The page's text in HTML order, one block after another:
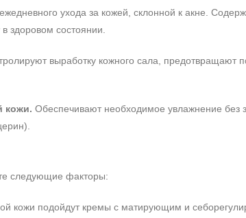
ухода за кожей, склонной к акне.
здоровом состоянии.
выработку кожного сала, предотвращают
кожи. Обеспечивают необходимое увлажнение без
следующие факторы:
кожи подойдут кремы с матирующим и